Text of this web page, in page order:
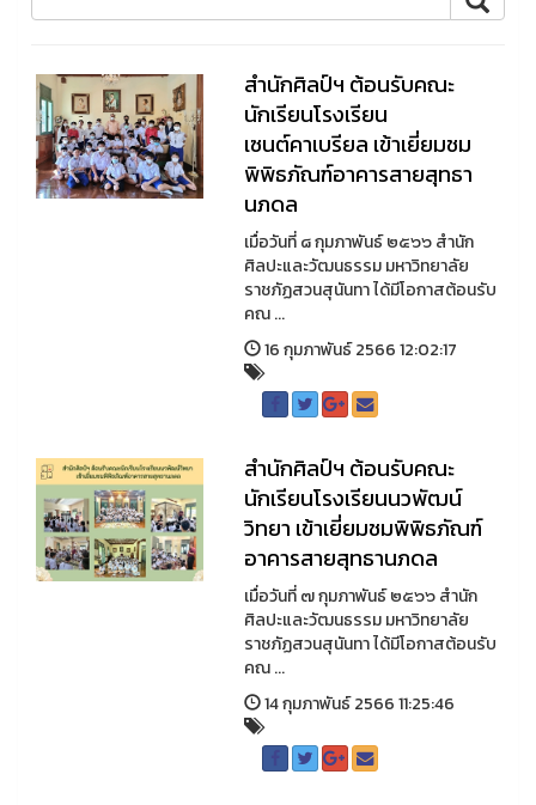
สำนักศิลป์ฯ ต้อนรับคณะ
นักเรียนโรงเรียน
เซนต์คาเบรียล เข้าเยี่ยมชม
พิพิธภัณฑ์อาคารสายสุทธา
นภดล
เมื่อวันที่ ๘ กุมภาพันธ์ ๒๕๖๖ สำนัก
ศิลปะและวัฒนธรรม มหาวิทยาลัย
ราชภัฏสวนสุนันทา ได้มีโอกาสต้อนรับ
คณ ...
16 กุมภาพันธ์ 2566 12:02:17
สำนักศิลป์ฯ ต้อนรับคณะ
นักเรียนโรงเรียนนวพัฒน์
วิทยา เข้าเยี่ยมชมพิพิธภัณฑ์
อาคารสายสุทธานภดล
เมื่อวันที่ ๗ กุมภาพันธ์ ๒๕๖๖ สำนัก
ศิลปะและวัฒนธรรม มหาวิทยาลัย
ราชภัฏสวนสุนันทา ได้มีโอกาสต้อนรับ
คณ ...
14 กุมภาพันธ์ 2566 11:25:46